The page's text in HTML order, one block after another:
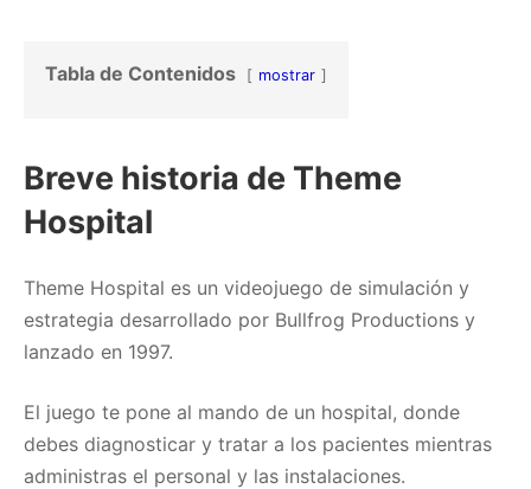
Tabla de Contenidos mostrar
Breve historia de Theme
Hospital
Theme Hospital es un videojuego de simulación y
estrategia desarrollado por Bullfrog Productions y
lanzado en 1997.
El juego te pone al mando de un hospital, donde
debes diagnosticar y tratar a los pacientes mientras
administras el personal y las instalaciones.